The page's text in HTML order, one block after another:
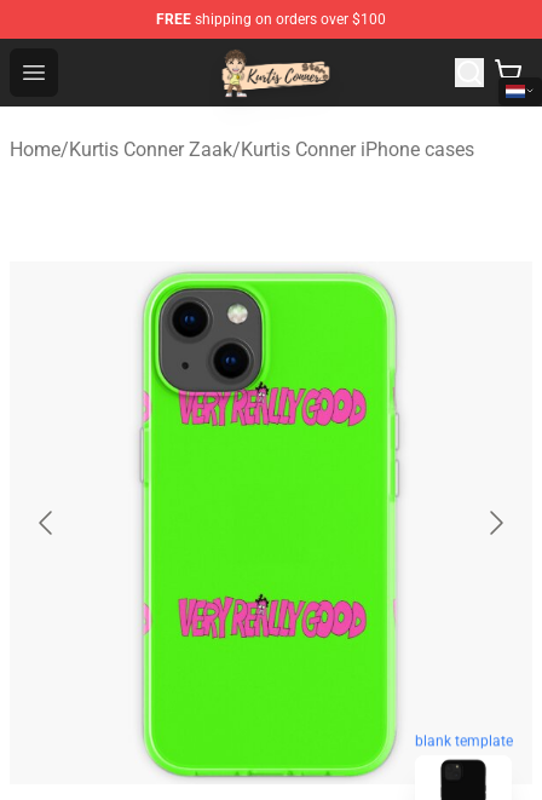
FREE shipping on orders over $100
Open menu
Kurtis Conner Store - Official Kurtis Conner Merchandise
Home/Kurtis Conner Zaak/Kurtis Conner iPhone cases
blank template